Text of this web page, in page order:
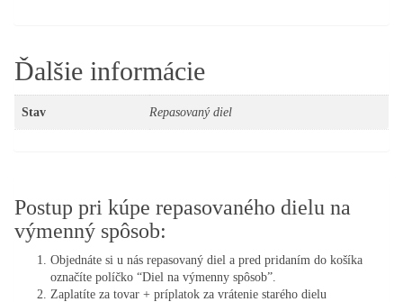
Ďalšie informácie
Stav Repasovaný diel
Postup pri kúpe repasovaného dielu na
výmenný spôsob:
Objednáte si u nás repasovaný diel a pred pridaním do košíka
označíte políčko “Diel na výmenny spôsob”.
Zaplatíte za tovar + príplatok za vrátenie starého dielu